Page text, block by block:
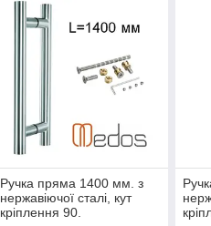
Ручка пряма 1400 мм. з
нержавіючої сталі, кут
кріплення 90.